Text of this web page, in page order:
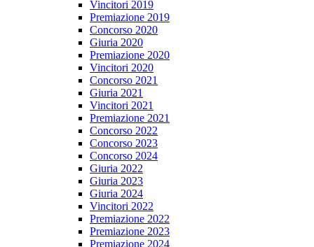
Vincitori 2019
Premiazione 2019
Concorso 2020
Giuria 2020
Premiazione 2020
Vincitori 2020
Concorso 2021
Giuria 2021
Vincitori 2021
Premiazione 2021
Concorso 2022
Concorso 2023
Concorso 2024
Giuria 2022
Giuria 2023
Giuria 2024
Vincitori 2022
Premiazione 2022
Premiazione 2023
Premiazione 2024